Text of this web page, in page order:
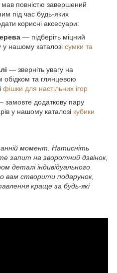
повністю завершений
під час будь-яких
корисні аксесуари:
— підберіть міцний
у нашому каталозі сумки та
— зверніть увагу на
обідком та глянцевою
фішки для настільних ігор
замовте додаткову пару
у нашому каталозі кубики
момент. Натисніть
запит на зворотний дзвінок,
деталі індивідуального
створити подарунок,
краще за будь-які